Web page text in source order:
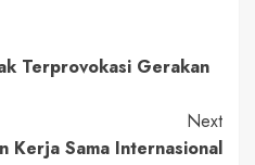
Terprovokasi Gerakan
Next
Kerja Sama Internasional